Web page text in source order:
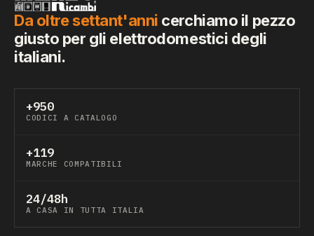
Da oltre settant'anni cerchiamo il pezzo
giusto per gli elettrodomestici degli
italiani.
+950
CODICI A CATALOGO
+119
MARCHE COMPATIBILI
24/48h
A CASA IN TUTTA ITALIA